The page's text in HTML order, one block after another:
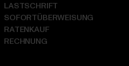
LASTSCHRIFT
SOFORTÜBERWEISUNG
RATENKAUF
RECHNUNG